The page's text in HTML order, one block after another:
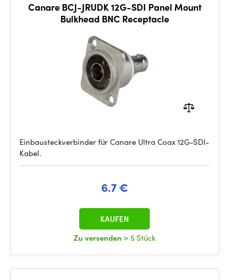
Canare BCJ-JRUDK 12G-SDI Panel Mount
Bulkhead BNC Receptacle
Einbausteckverbinder für Canare Ultra Coax 12G-SDI-
Kabel.
6.7 €
Zu versenden > 5 Stück
KAUFEN